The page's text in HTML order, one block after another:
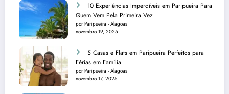
10 Experiências Imperdíveis em Paripueira Para
Quem Vem Pela Primeira Vez
por Paripueira - Alagoas
novembro 19, 2025
5 Casas e Flats em Paripueira Perfeitos para
Férias em Família
por Paripueira - Alagoas
novembro 17, 2025